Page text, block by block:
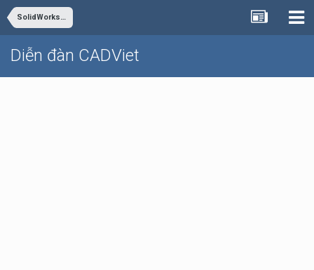
SolidWorks - Inventor
Diễn đàn CADViet